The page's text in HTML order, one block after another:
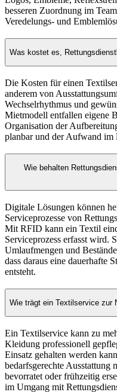
besseren Zuordnung im
Veredelungs- und
Was kostet es,
Die Kosten für einen
anderem von
Wechselrhythmus und
Mietmodell entfallen eigene
Organisation der
planbar und der Aufwand im
Wie behalten
Digitale Lösungen können
Serviceprozesse von
Mit RFID kann ein Textil
Serviceprozess erfasst wird.
Umlaufmengen und
dass daraus eine dauerhafte
entsteht.
Wie trägt ein Textilservice zur
Ein Textilservice kann zu
Kleidung professionell
Einsatz gehalten werden
bedarfsgerechte Ausstattung
bevorratet oder frühzeitig
im Umgang mit